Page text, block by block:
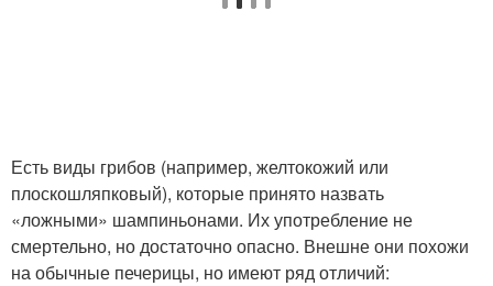
Есть виды грибов (например, желтокожий или
плоскошляпковый), которые принято назвать
«ложными» шампиньонами. Их употребление не
смертельно, но достаточно опасно. Внешне они похожи
на обычные печерицы, но имеют ряд отличий: